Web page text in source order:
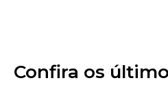
Confira os